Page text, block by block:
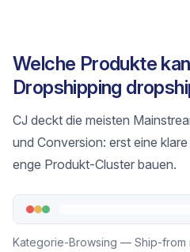
Welche Produkte
Dropshipping
CJ deckt die meisten
und Conversion: erst eine
enge Produkt-Cluster bauen.
Kategorie-Browsing — Ship-from